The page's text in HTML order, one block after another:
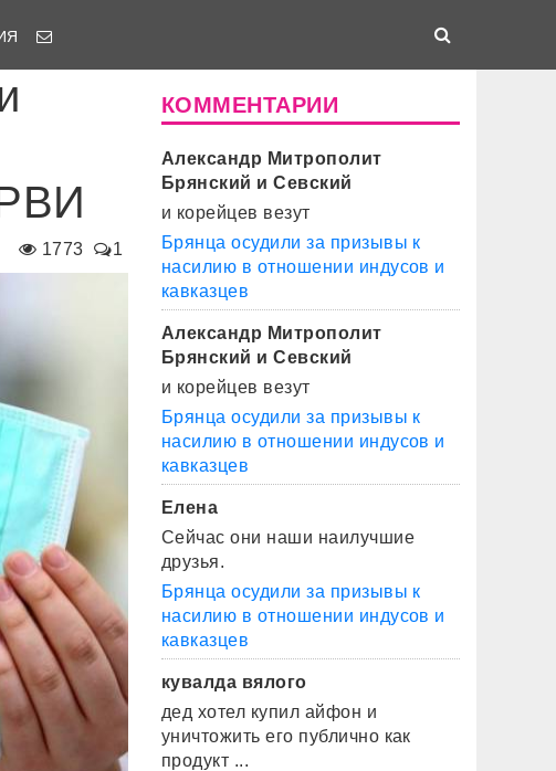
1773 1
КОММЕНТАРИИ
Александр Митрополит
Брянский и Севский
и корейцев везут
Брянца осудили за призывы к
насилию в отношении индусов и
кавказцев
Александр Митрополит
Брянский и Севский
и корейцев везут
Брянца осудили за призывы к
насилию в отношении индусов и
кавказцев
Елена
Сейчас они наши наилучшие
друзья.
Брянца осудили за призывы к
насилию в отношении индусов и
кавказцев
кувалда вялого
дед хотел купил айфон и
уничтожить его публично как
продукт ...